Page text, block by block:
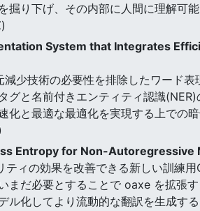
り下げ、その内部に人間に理解可
System that Integrates
少技術の必要性を排除したワード
グと名前付きエンティティ認識
と最適な最適化を実現する上での暗
Entropy for Non-Autoregressive
ィの効果を改善できる新しい訓練
まだ必要とすることで oaxe を拡張
化してより流動的な翻訳を生成する